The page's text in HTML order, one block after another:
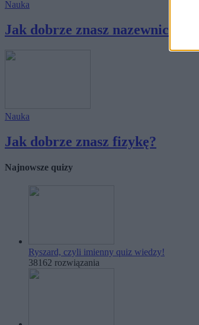
Nauka
Jak dobrze znasz nazewnictwo
Nauka
Jak dobrze znasz fizykę?
Najnowsze quizy
Ryszard, czyli imienny quiz wiedzy!
38162 rozwiązania